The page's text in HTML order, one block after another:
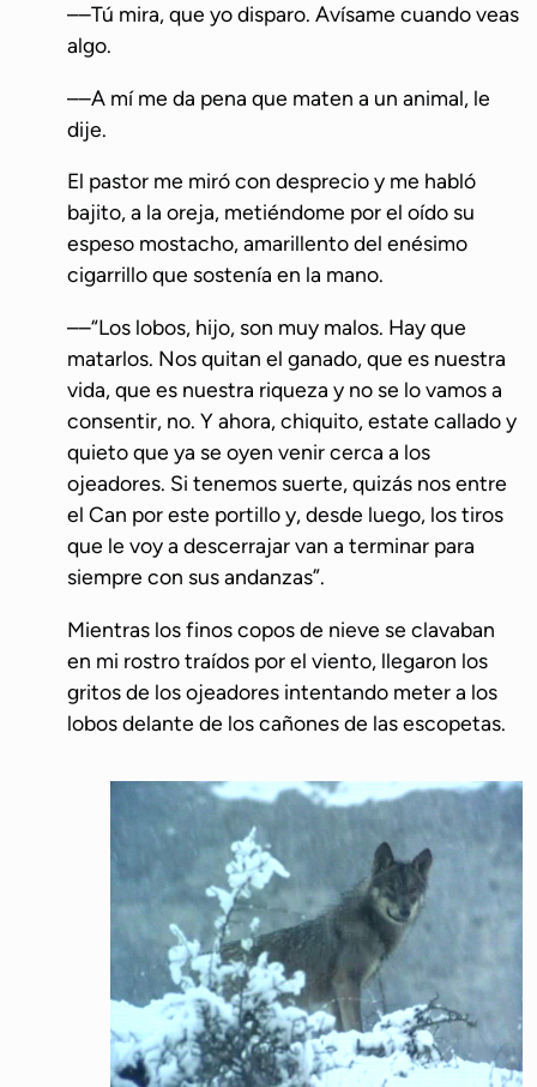
––Tú mira, que yo disparo. Avísame cuando veas
algo.
––A mí me da pena que maten a un animal, le
dije.
El pastor me miró con desprecio y me habló
bajito, a la oreja, metiéndome por el oído su
espeso mostacho, amarillento del enésimo
cigarrillo que sostenía en la mano.
––“Los lobos, hijo, son muy malos. Hay que
matarlos. Nos quitan el ganado, que es nuestra
vida, que es nuestra riqueza y no se lo vamos a
consentir, no. Y ahora, chiquito, estate callado y
quieto que ya se oyen venir cerca a los
ojeadores. Si tenemos suerte, quizás nos entre
el Can por este portillo y, desde luego, los tiros
que le voy a descerrajar van a terminar para
siempre con sus andanzas”.
Mientras los finos copos de nieve se clavaban
en mi rostro traídos por el viento, llegaron los
gritos de los ojeadores intentando meter a los
lobos delante de los cañones de las escopetas.